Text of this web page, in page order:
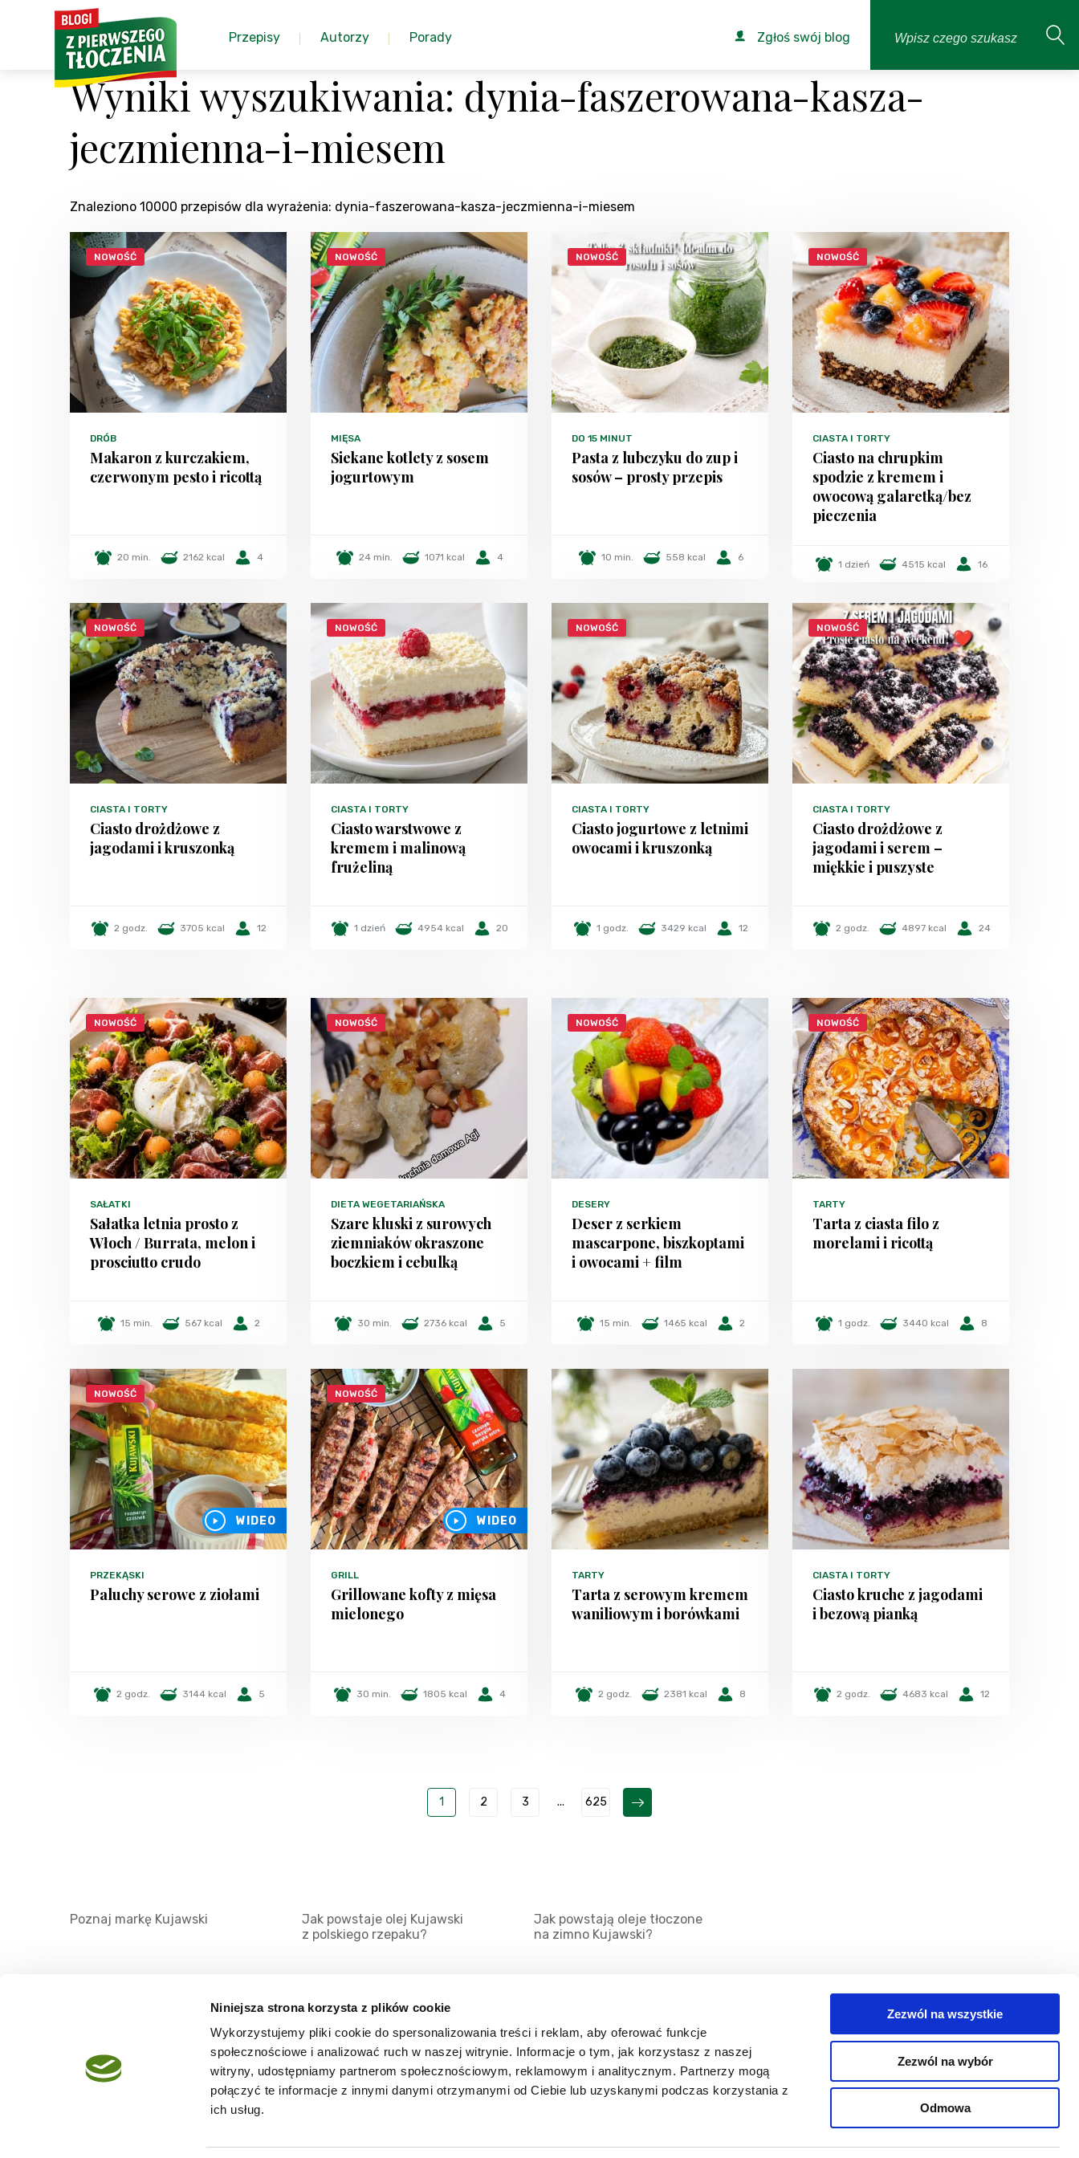
Niniejsza strona korzysta z plików cookie
Wykorzystujemy pliki cookie do spersonalizowania treści i reklam, aby oferować funkcje
społecznościowe i analizować ruch w naszej witrynie. Informacje o tym, jak korzystasz z naszej
witryny, udostępniamy partnerom społecznościowym, reklamowym i analitycznym. Partnerzy mogą
połączyć te informacje z innymi danymi otrzymanymi od Ciebie lub uzyskanymi podczas korzystania z
ich usług.
Zezwól na wszystkie
Zezwól na wybór
Odmowa
Przepisy Autorzy Porady Zgłoś swój blog
Wyniki wyszukiwania: dynia-faszerowana-kasza-
jeczmienna-i-miesem
Znaleziono 10000 przepisów dla wyrażenia: dynia-faszerowana-kasza-jeczmienna-i-miesem
NOWOŚĆ
DRÓB
Makaron z kurczakiem,
czerwonym pesto i ricottą
20 min. 2162 kcal 4
NOWOŚĆ
MIĘSA
Siekane kotlety z sosem
jogurtowym
24 min. 1071 kcal 4
NOWOŚĆ
DO 15 MINUT
Pasta z lubczyku do zup i
sosów – prosty przepis
10 min. 558 kcal 6
NOWOŚĆ
CIASTA I TORTY
Ciasto na chrupkim
spodzie z kremem i
owocową galaretką/bez
pieczenia
1 dzień 4515 kcal 16
NOWOŚĆ
CIASTA I TORTY
Ciasto drożdżowe z
jagodami i kruszonką
2 godz. 3705 kcal 12
NOWOŚĆ
CIASTA I TORTY
Ciasto warstwowe z
kremem i malinową
frużeliną
1 dzień 4954 kcal 20
NOWOŚĆ
CIASTA I TORTY
Ciasto jogurtowe z letnimi
owocami i kruszonką
1 godz. 3429 kcal 12
NOWOŚĆ
CIASTA I TORTY
Ciasto drożdżowe z
jagodami i serem –
miękkie i puszyste
2 godz. 4897 kcal 24
NOWOŚĆ
SAŁATKI
Sałatka letnia prosto z
Włoch / Burrata, melon i
prosciutto crudo
15 min. 567 kcal 2
NOWOŚĆ
DIETA WEGETARIAŃSKA
Szare kluski z surowych
ziemniaków okraszone
boczkiem i cebulką
30 min. 2736 kcal 5
NOWOŚĆ
DESERY
Deser z serkiem
mascarpone, biszkoptami
i owocami + film
15 min. 1465 kcal 2
NOWOŚĆ
TARTY
Tarta z ciasta filo z
morelami i ricottą
1 godz. 3440 kcal 8
NOWOŚĆ
WIDEO
PRZEKĄSKI
Paluchy serowe z ziołami
2 godz. 3144 kcal 5
NOWOŚĆ
WIDEO
GRILL
Grillowane kofty z mięsa
mielonego
30 min. 1805 kcal 4
TARTY
Tarta z serowym kremem
waniliowym i borówkami
2 godz. 2381 kcal 8
CIASTA I TORTY
Ciasto kruche z jagodami
i bezową pianką
2 godz. 4683 kcal 12
1 2 3 ... 625
Poznaj markę Kujawski
Jak powstaje olej Kujawski
z polskiego rzepaku?
Jak powstają oleje tłoczone
na zimno Kujawski?
Regulamin
Mapa serwisu
Kanały RSS
Porady
Kategorie
Kontakt
Zaloguj się